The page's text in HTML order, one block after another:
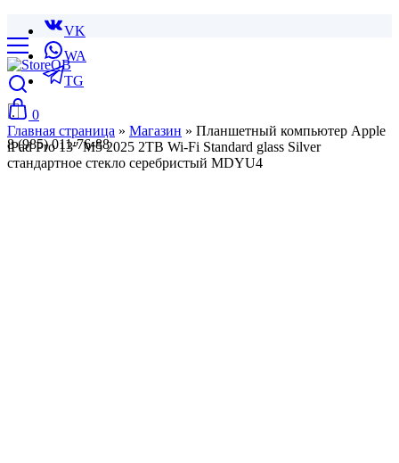
VK
WA
TG
8 (985) 011-76-88
0
Главная страница » Магазин » Планшетный компьютер Apple
iPad Pro 13″ M5 2025 2TB Wi-Fi Standard glass Silver
стандартное стекло серебристый MDYU4